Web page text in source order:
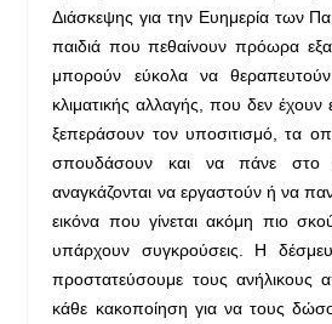
Διάσκεψης για την Ευημερία των
παιδιά που πεθαίνουν πρόωρα
μπορούν εύκολα να
κλιματικής αλλαγής, που δεν
ξεπεράσουν τον υποσιτισμό, τα
σπουδάσουν και να πάνε στο
αναγκάζονται να εργαστούν ή να
εικόνα που γίνεται ακόμη πιο
υπάρχουν συγκρούσεις. Η
προστατεύσουμε τους
κάθε κακοποίηση για να τους